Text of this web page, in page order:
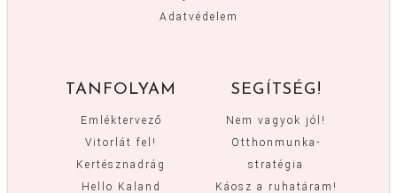
Adatvédelem
TANFOLYAM
Emléktervező
Vitorlát fel!
Kertésznadrág
Hello Kaland
SEGÍTSÉG!
Nem vagyok jól!
Otthonmunka-
stratégia
Káosz a ruhatáram!